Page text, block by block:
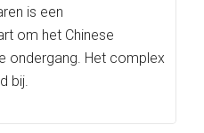
is een
om het Chinese
ondergang. Het complex
bij.